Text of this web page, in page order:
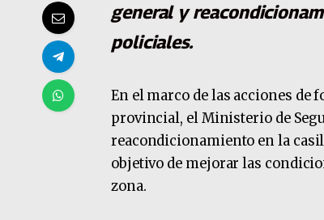
general y
policiales.
En el marco de las acciones
provincial, el Ministerio de
reacondicionamiento en la
objetivo de mejorar las
zona.